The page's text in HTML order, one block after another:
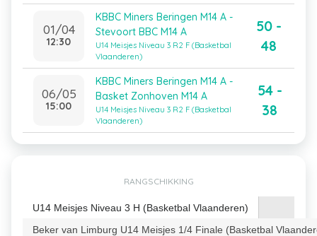
01/04
12:30
KBBC Miners Beringen M14 A -
Stevoort BBC M14 A
U14 Meisjes Niveau 3 R2 F (Basketbal
Vlaanderen)
50 -
48
06/05
15:00
KBBC Miners Beringen M14 A -
Basket Zonhoven M14 A
U14 Meisjes Niveau 3 R2 F (Basketbal
Vlaanderen)
54 -
38
RANGSCHIKKING
U14 Meisjes Niveau 3 H (Basketbal Vlaanderen)
Beker van Limburg U14 Meisjes 1/4 Finale (Basketbal